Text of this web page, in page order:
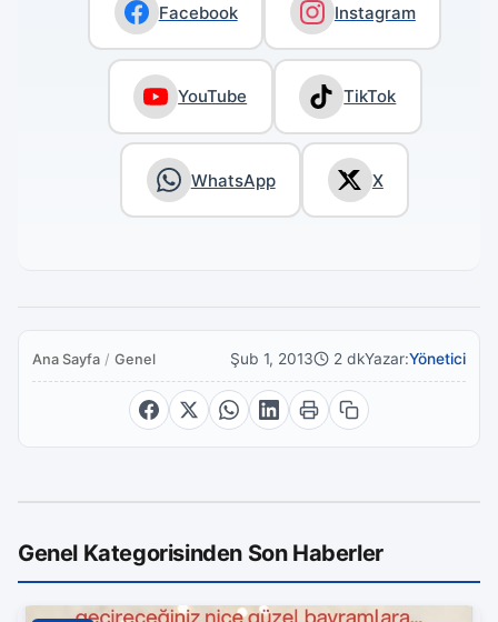
Facebook Instagram
YouTube TikTok
WhatsApp X
Ana Sayfa / Genel Şub 1, 2013 2 dkYazar:Yönetici
Genel Kategorisinden Son Haberler